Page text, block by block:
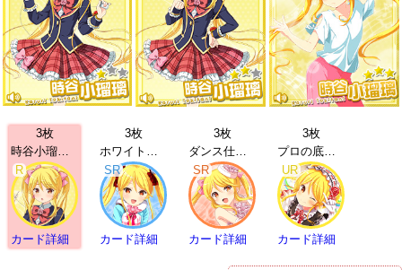
3枚
R
カード詳細
3枚
SR
カード詳細
3枚
SR
カード詳細
3枚
UR
カード詳細